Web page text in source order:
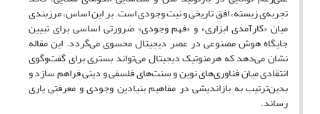
تجربه‌ی زیسته، افق تاریخی و نیت وجودی است. بر این اساس، مرزبندی
میان «کارآمدی ابزاری» و «فهم وجودی» ضرورتی اساسی برای تبیین
جایگاه هوش مصنوعی در عصر دیجیتال محسوی می‌گردد. این مقاله
نشان می‌دهد که هرمنوتیک دیجیتال می‌تواند بستری برای گفت‌وگوی
انتقادی میان فناوری‌های نوین و سنت‌های فلسفی و دینی فراهم سازد و
بدین‌ترتیب به بازاندیشی در مفاهیم بنیادین وجودی و معرفتی یاری
رساند.